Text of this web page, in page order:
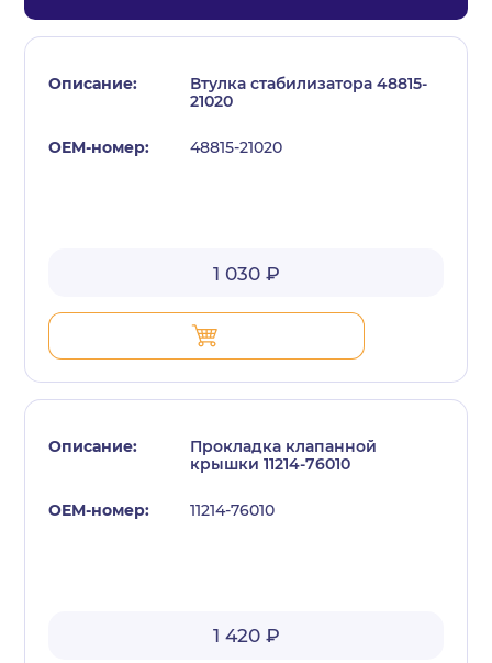
Втулка стабилизатора 48815-
21020
48815-21020
1 030 ₽
Прокладка клапанной
крышки 11214-76010
11214-76010
1 420 ₽